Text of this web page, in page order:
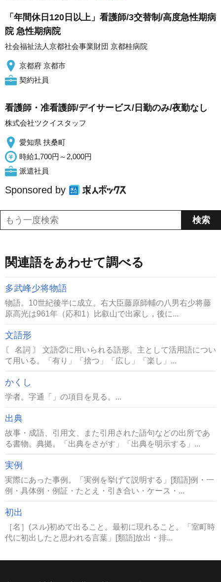
「年間休日120日以上」看護師/3交替制/高度急性期病
院 急性期病院
社会福祉法人京都社会事業財団 京都桂病院
京都府 京都市
契約社員
看護師・准看護師/デイサービス/日勤のみ/夜勤なし
株式会社ツクイスタッフ
愛知県 扶桑町
時給1,700円～2,000円
派遣社員
Sponsored by
関連語をあわせて調べる
多武峰少将物語
物語。10世紀後半に成立。右大臣藤原師輔の八男右少将藤
原高光は961年（応和1）比叡山で出家し，後に...
文語形
〘 名詞 〙 文語②に用いられる語形。主として活用語につい
て用いる。「有り」「捨つ」「広し」「楽し」...
かくし
学者。字通「」の項目を見る。...
出典
故事・成語、引用文、また引用された語句などの出所であ
る書物。典拠。「出典をさがす」「出典を明示する」...
実例
実際にあった事例。「実例を挙げて説明する」[類語]例・一
例・具体例・例証・たとえ・引き合い・ケース・...
初出
［名］(スル)初めて出ること。最初に現れること。「室町時
代に初出したと思われる言葉」[類語]放出・排...